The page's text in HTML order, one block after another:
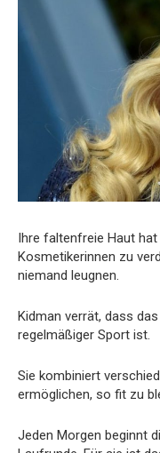
Ihre faltenfreie Haut
Kosmetikerinnen zu
niemand leugnen.
Kidman verrät, dass
regelmäßiger Sport ist.
Sie kombiniert
ermöglichen, so fit zu
Jeden Morgen beginnt